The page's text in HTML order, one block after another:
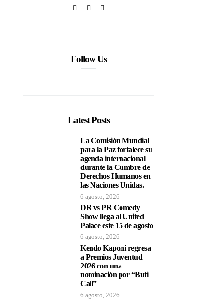
Follow Us
Latest Posts
La Comisión Mundial
para la Paz fortalece su
agenda internacional
durante la Cumbre de
Derechos Humanos en
las Naciones Unidas.
6 agosto, 2026
DR vs PR Comedy
Show llega al United
Palace este 15 de agosto
6 agosto, 2026
Kendo Kaponi regresa
a Premios Juventud
2026 con una
nominación por “Buti
Call”
6 agosto, 2026